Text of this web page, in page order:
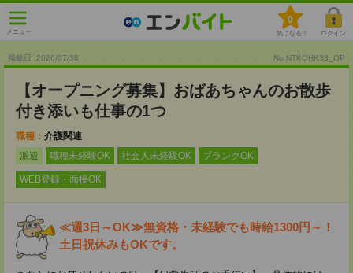
メニュー
0
気になる！ ログイン
掲載日 :2026/07/30 No.NTKOHK33_OP
【オープニング募集】おばあちゃんのお散歩
付き添いも仕事の1つ
職種： 介護関連
派遣
職種未経験OK 社会人未経験OK ブランクOK
WEB登録・面接OK
≪週3日～OK≫無資格・未経験でも時給1300円～！
土日祝休みもOKです。